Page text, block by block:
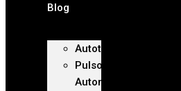
Blog
Autoteca
Pulso
Automotriz